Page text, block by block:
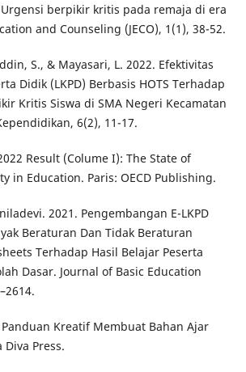
berpikir kritis pada remaja di era
and Counseling (JECO), 1(1), 38-52.
S., & Mayasari, L. 2022. Efektivitas
Didik (LKPD) Berbasis HOTS Terhadap
Kritis Siswa di SMA Negeri Kecamatan
6(2), 11-17.
Result (Colume I): The State of
in Education. Paris: OECD Publishing.
2021. Pengembangan E-LKPD
Beraturan Dan Tidak Beraturan
Terhadap Hasil Belajar Peserta
Dasar. Journal of Basic Education
Panduan Kreatif Membuat Bahan Ajar
Diva Press.